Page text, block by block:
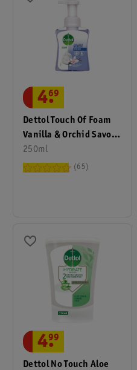
Dettol Touch Of Foam
Vanilla & Orchid Savon
Pour Les Mains
250ml
4.
69
65
Dettol No Touch Aloe
4.
99